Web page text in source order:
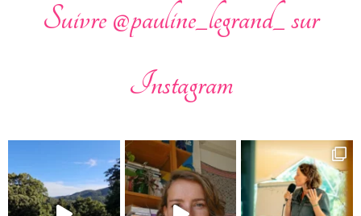
Suivre @pauline_legrand_ sur
Instagram